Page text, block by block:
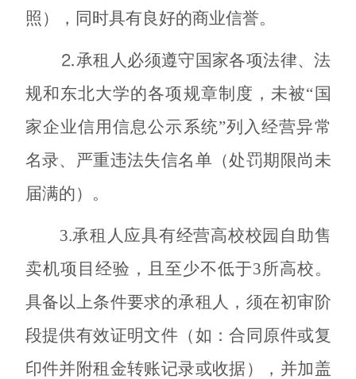
照），同时具有良好的商业信誉。
⒉承租人必须遵守国家各项法律、法
规和东北大学的各项规章制度，未被“国
家企业信用信息公示系统”列入经营异常
名录、严重违法失信名单（处罚期限尚未
届满的）。
3.承租人应具有经营高校校园自助售
卖机项目经验，且至少不低于3所高校。
具备以上条件要求的承租人，须在初审阶
段提供有效证明文件（如：合同原件或复
印件并附租金转账记录或收据），并加盖